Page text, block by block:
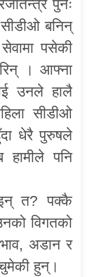
पुनः
सीडीओ बनिन्
पसेकी
। आफ्ना
उनले हालै
सीडीओ
धेरै पुरुषले
पनि
त? पक्कै
विगतको
अडान र
हुन्।